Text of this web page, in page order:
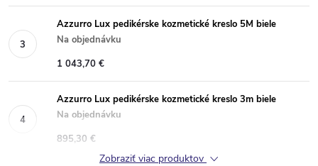
Azzurro Lux pedikérske kozmetické kreslo 5M biele
Na objednávku
1 043,70 €
Azzurro Lux pedikérske kozmetické kreslo 3m biele
Na objednávku
895,30 €
Zobraziť viac produktov